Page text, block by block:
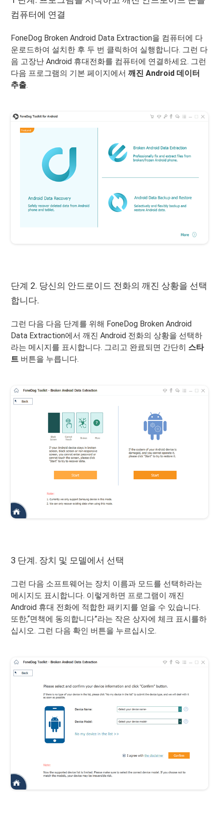
컴퓨터에 연결
FoneDog Broken Android Data Extraction을 컴퓨터에 다
운로드하여 설치한 후 두 번 클릭하여 실행합니다. 그런 다
음 고장난 Android 휴대전화를 컴퓨터에 연결하세요. 그런
다음 프로그램의 기본 페이지에서깨진 Android 데이터
추출.
단계 2. 당신의 안드로이드 전화의 깨진 상황을 선택
합니다.
그런 다음 다음 단계를 위해 FoneDog Broken Android
Data Extraction에서 깨진 Android 전화의 상황을 선택하
라는 메시지를 표시합니다. 그리고 완료되면 간단히 스타
트 버튼을 누릅니다.
3 단계. 장치 및 모델에서 선택
그런 다음 소프트웨어는 장치 이름과 모드를 선택하라는
메시지도 표시합니다. 이렇게하면 프로그램이 깨진
Android 휴대 전화에 적합한 패키지를 얻을 수 있습니다.
또한,“면책에 동의합니다”라는 작은 상자에 체크 표시를하
십시오. 그런 다음 확인 버튼을 누르십시오.